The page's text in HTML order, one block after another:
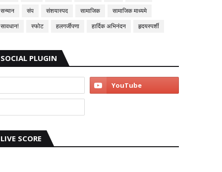
सन्मान
संप संशयास्पद सामाजिक
सामाजिक माध्यमे
सावधान!
स्फोट हलगर्जीपणा हार्दिक अभिनंदन हृदयस्पर्शी
SOCIAL PLUGIN
LIVE SCORE